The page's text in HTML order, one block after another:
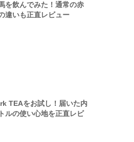
を飲んでみた！通常の赤
違いも正直レビュー
TEAをお試し！届いた内
ルの使い心地を正直レビ